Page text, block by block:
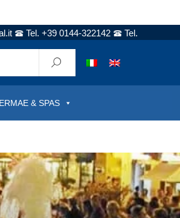
Tel. +39 0144-322142
Tel.
& SPAS